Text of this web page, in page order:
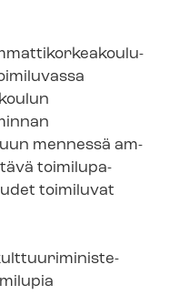
mennessä am­
toimilupa-​
toimiluvat